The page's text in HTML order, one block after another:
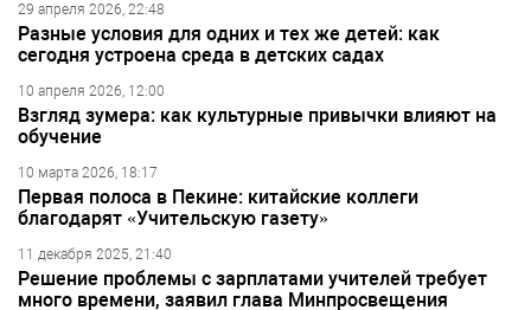
29 апреля 2026, 22:48
Разные условия для одних и тех же детей: как
сегодня устроена среда в детских садах
10 апреля 2026, 12:00
Взгляд зумера: как культурные привычки влияют на
обучение
10 марта 2026, 18:17
Первая полоса в Пекине: китайские коллеги
благодарят «Учительскую газету»
11 декабря 2025, 21:40
Решение проблемы с зарплатами учителей требует
много времени, заявил глава Минпросвещения